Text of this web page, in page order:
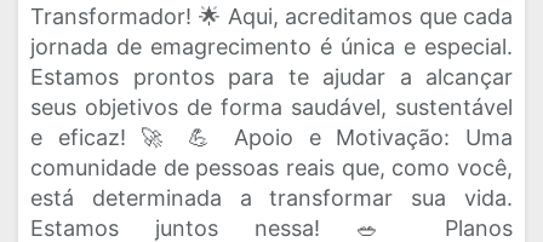
Transformador! 🌟 Aqui, acreditamos que cada
jornada de emagrecimento é única e especial.
Estamos prontos para te ajudar a alcançar
seus objetivos de forma saudável, sustentável
e eficaz! 🚀 💪 Apoio e Motivação: Uma
comunidade de pessoas reais que, como você,
está determinada a transformar sua vida.
Estamos juntos nessa! 🥗 Planos